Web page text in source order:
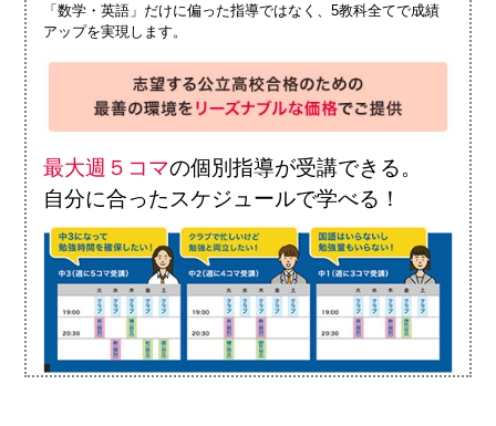
「数学・英語」だけに偏った指導ではなく、5教科全てで成績
アップを実現します。
最大週５コマの個別指導が受講できる。
自分に合ったスケジュールで学べる！